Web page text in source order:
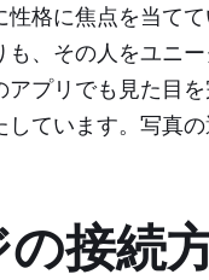
格に焦点を当てて
、その人をユニ
アプリでも見た目
しています。写真
の接続